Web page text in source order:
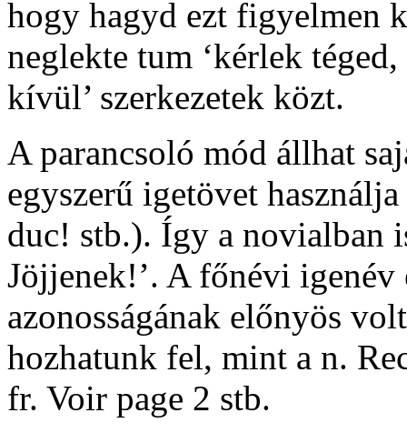
hogy hagyd ezt figyelmen
neglekte tum ‘kérlek
kívül’ szerkezetek közt.
A parancsoló mód állhat
egyszerű igetövet
duc! stb.). Így a novialban
Jöjjenek!’. A főnévi igenév
azonosságának előnyös
hozhatunk fel, mint a n.
fr. Voir page 2 stb.